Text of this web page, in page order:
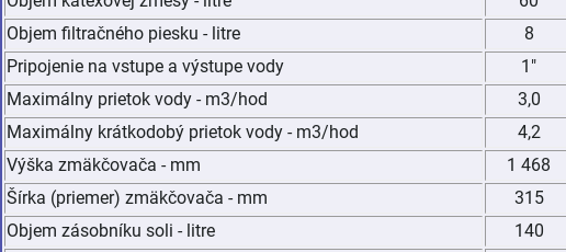
Objem filtračného piesku - litre
8
Pripojenie na vstupe a výstupe vody
1"
Maximálny prietok vody - m3/hod
3,0
Maximálny krátkodobý prietok vody - m3/hod
4,2
Výška zmäkčovača - mm
1 468
Šírka (priemer) zmäkčovača - mm
315
Objem zásobníku soli - litre
140